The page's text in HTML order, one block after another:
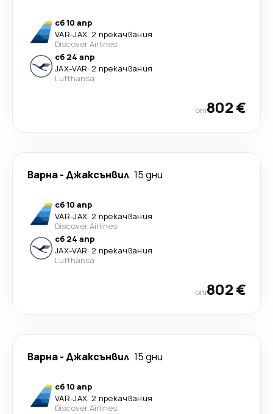
сб 10 апр
VAR-JAX· 2 прекачвания
Discover Airlines
сб 24 апр
JAX-VAR· 2 прекачвания
Lufthansa
от802 €
Варна- Джаксънвил 15 дни
сб 10 апр
VAR-JAX· 2 прекачвания
Discover Airlines
сб 24 апр
JAX-VAR· 2 прекачвания
Lufthansa
от802 €
Варна- Джаксънвил 15 дни
сб 10 апр
VAR-JAX· 2 прекачвания
Discover Airlines